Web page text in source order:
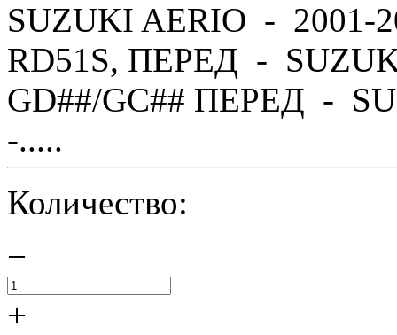
SUZUKI AERIO - 2001-
RD51S, ПЕРЕД -
GD##/GC## ПЕРЕД -
-.....
Количество:
−
+